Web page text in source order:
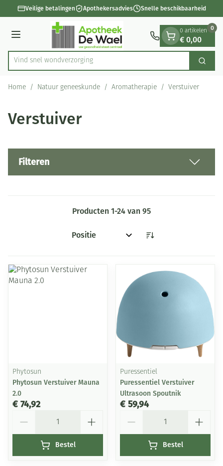
Ga naar de inhoud
1 van 1Veilige betalingen Apothekersadvies Snelle beschikbaarheid
Menu
Product, merk, categorie...
Vind snel wondverzorging en verband Zoek
0 artikelen
€ 0,00
0
Home / Natuur geneeskunde / Aromatherapie / Verstuiver
Verstuiver
Filteren
Producten 1-24 van 95
Sorteer op:
Phytosun
Phytosun Verstuiver Mauna
2.0
€ 74,92
Bestel
Puressentiel
Puressentiel Verstuiver
Ultrasoon Spoutnik
€ 59,94
Bestel